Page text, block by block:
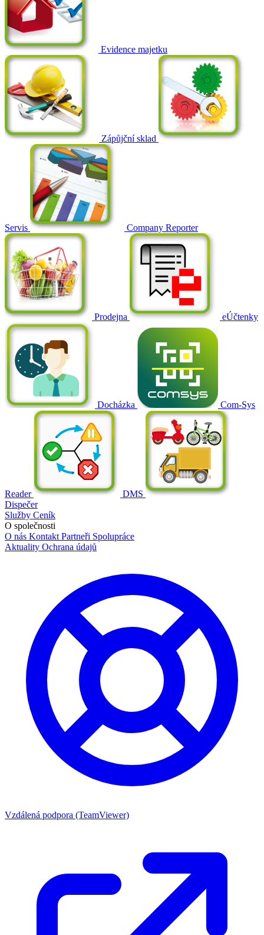
Evidence majetku
Zápůjční sklad
Servis Company Reporter
Prodejna eÚčtenky
Docházka Com-Sys
Reader
DMS
Dispečer
Služby Ceník
O společnosti
O nás Kontakt Partneři Spolupráce
Aktuality Ochrana údajů
Vzdálená podpora (TeamViewer)